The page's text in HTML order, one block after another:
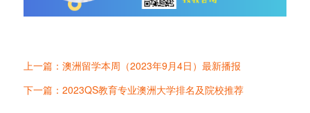
上一篇：澳洲留学本周（2023年9月4日）最新播报
下一篇：2023QS教育专业澳洲大学排名及院校推荐